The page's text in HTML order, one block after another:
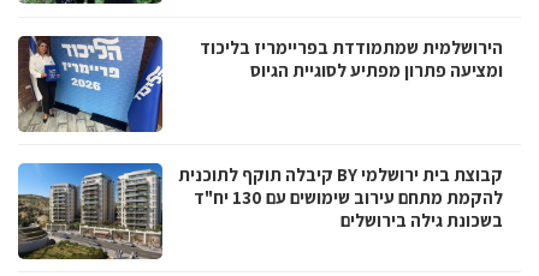
הירושלמית שמתמודדת בפריימריז בליכוד
ומציעה פתרון מפתיע לסוגיית הגיוס
קבוצת בית ירושלמי BY קיבלה תוקף לתוכנית
להקמת מתחם עירוב שימושים עם 130 יח"ד
בשכונת גילה בירושלים